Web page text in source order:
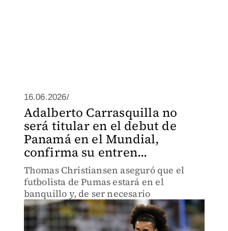
16.06.2026/
Adalberto Carrasquilla no
será titular en el debut de
Panamá en el Mundial,
confirma su entren...
Thomas Christiansen aseguró que el
futbolista de Pumas estará en el
banquillo y, de ser necesario